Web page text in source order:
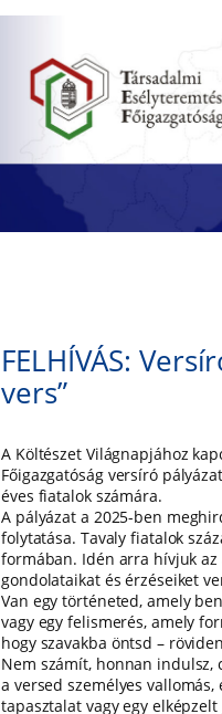
FELHÍVÁS:
vers”
A Költészet Világnapjához
Főigazgatóság versíró
éves fiatalok számára.
A pályázat a 2025-ben
folytatása. Tavaly fiatalok
formában. Idén arra hívjuk az
gondolataikat és érzéseiket
Van egy történeted, amely
vagy egy felismerés, amely
hogy szavakba öntsd –
Nem számít, honnan indulsz,
a versed személyes
tapasztalat vagy egy